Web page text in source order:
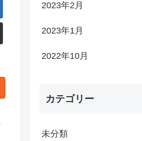
2023年2月
2023年1月
2022年10月
カテゴリー
未分類